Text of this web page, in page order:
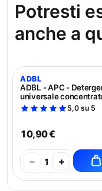
Potresti
anche a
ADBL
ADBL - APC -
universale
5,0 su 5
10,90 €
− 1 +